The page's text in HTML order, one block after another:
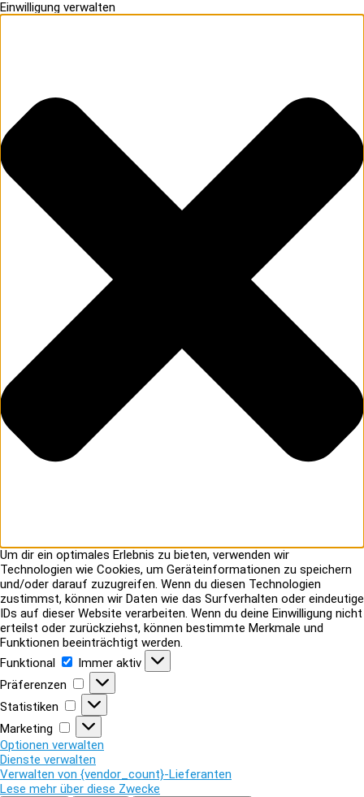
Einwilligung verwalten
Um dir ein optimales Erlebnis zu bieten, verwenden wir
Technologien wie Cookies, um Geräteinformationen zu speichern
und/oder darauf zuzugreifen. Wenn du diesen Technologien
zustimmst, können wir Daten wie das Surfverhalten oder eindeutige
IDs auf dieser Website verarbeiten. Wenn du deine Einwilligung nicht
erteilst oder zurückziehst, können bestimmte Merkmale und
Funktionen beeinträchtigt werden.
Funktional
Funktional
Immer aktiv
Präferenzen
Präferenzen
Statistiken
Statistiken
Marketing
Marketing
Optionen verwalten
Dienste verwalten
Verwalten von {vendor_count}-Lieferanten
Lese mehr über diese Zwecke